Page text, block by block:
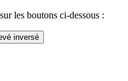
les boutons ci-dessous :
inversé